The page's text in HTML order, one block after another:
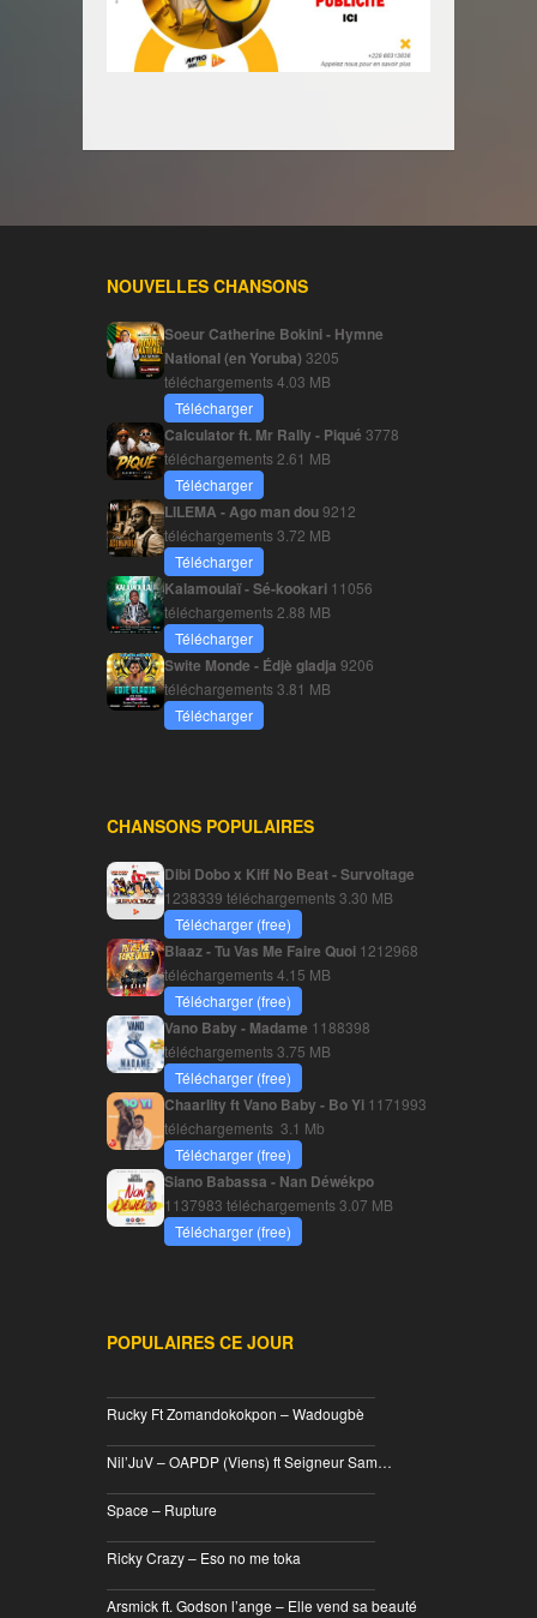
NOUVELLES CHANSONS
Soeur Catherine Bokini - Hymne
National (en Yoruba) 3205
téléchargements4.03 MB
Télécharger
Calculator ft. Mr Rally - Piqué 3778
téléchargements 2.61 MB
Télécharger
LILEMA - Ago man dou9212
téléchargements3.72 MB
Télécharger
Kalamoulaï - Sé-kookari 11056
téléchargements 2.88 MB
Télécharger
Swite Monde - Édjè gladja 9206
téléchargements3.81 MB
Télécharger
CHANSONS POPULAIRES
Dibi Dobo x Kiff No Beat - Survoltage
1238339 téléchargements3.30 MB
Télécharger (free)
Blaaz - Tu Vas Me Faire Quoi 1212968
téléchargements4.15 MB
Télécharger (free)
Vano Baby - Madame 1188398
téléchargements3.75 MB
Télécharger (free)
Chaarlity ft Vano Baby - Bo Yi 1171993
téléchargements 3.1 Mb
Télécharger (free)
Siano Babassa - Nan Déwékpo
1137983 téléchargements3.07 MB
Télécharger (free)
POPULAIRES CE JOUR
Rucky Ft Zomandokokpon – Wadougbè
Nil’JuV – OAPDP (Viens) ft Seigneur Sam…
Space – Rupture
Ricky Crazy – Eso no me toka
Arsmick ft. Godson l’ange – Elle vend sa beauté